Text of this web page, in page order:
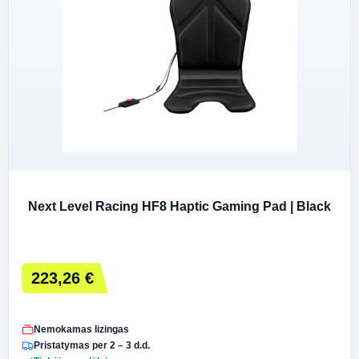
Next Level Racing HF8 Haptic Gaming Pad | Black
223,26 €
Nemokamas lizingas
Pristatymas per 2 – 3 d.d.